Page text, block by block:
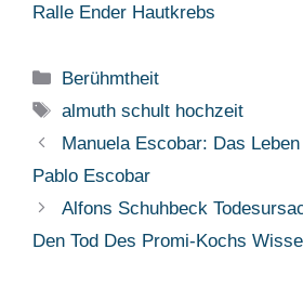
Ralle Ender Hautkrebs
Categories
Berühmtheit
Tags
almuth schult hochzeit
Manuela Escobar: Das
Pablo Escobar
Alfons Schuhbeck
Den Tod Des Promi-Kochs